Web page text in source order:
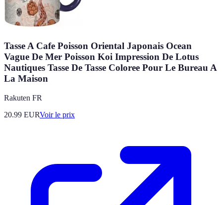
Tasse A Cafe Poisson Oriental Japonais Ocean
Vague De Mer Poisson Koi Impression De Lotus
Nautiques Tasse De Tasse Coloree Pour Le Bureau A
La Maison
Rakuten FR
20.99 EURVoir le prix